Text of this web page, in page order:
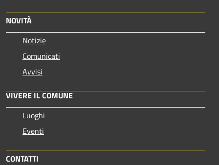
NOVITÀ
Notizie
Comunicati
Avvisi
VIVERE IL COMUNE
Luoghi
Eventi
CONTATTI